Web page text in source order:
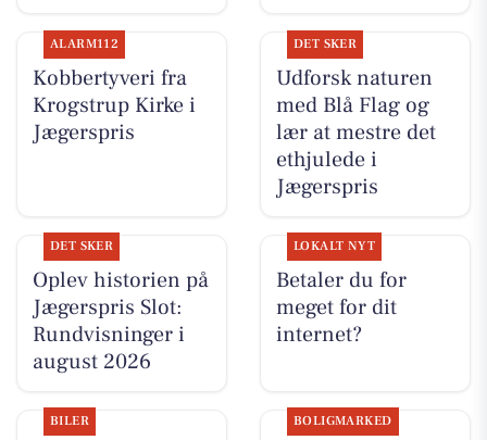
ALARM112
Kobbertyveri fra
Krogstrup Kirke i
Jægerspris
DET SKER
Udforsk naturen
med Blå Flag og
lær at mestre det
ethjulede i
Jægerspris
DET SKER
Oplev historien på
Jægerspris Slot:
Rundvisninger i
august 2026
LOKALT NYT
Betaler du for
meget for dit
internet?
BILER BOLIGMARKED